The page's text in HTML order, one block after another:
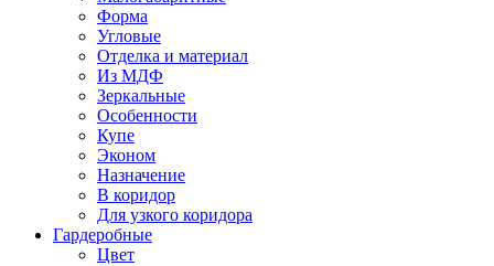
Форма
Угловые
Отделка и материал
Из МДФ
Зеркальные
Особенности
Купе
Эконом
Назначение
В коридор
Для узкого коридора
Гардеробные
Цвет